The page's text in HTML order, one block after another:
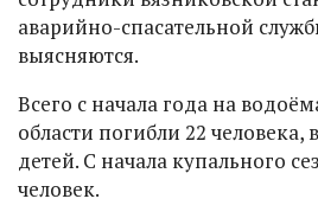
аварийно-спасательной
выясняются.
Всего с начала года на
области погибли 22 человека,
детей. С начала купального
человек.